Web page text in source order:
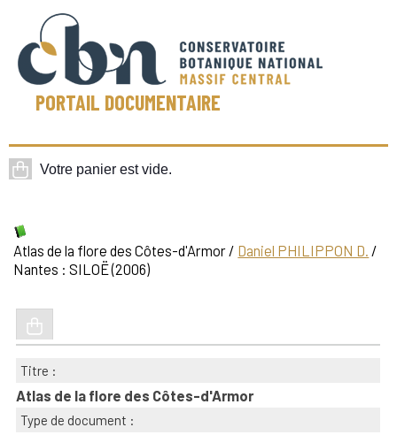
PORTAIL DOCUMENTAIRE
Atlas de la flore des Côtes-d'Armor / Daniel PHILIPPON D. /
Nantes : SILOË (2006)
Titre :
Atlas de la flore des Côtes-d'Armor
Type de document :